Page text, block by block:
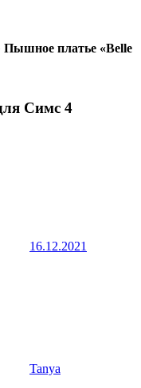
Пышное платье «Belle
Симс 4
16.12.2021
Tanya